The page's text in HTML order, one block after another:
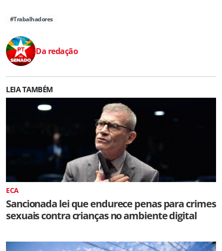
#Trabalhadores
Da redação
LEIA TAMBÉM
ECA
Sancionada lei que endurece penas para crimes
sexuais contra crianças no ambiente digital